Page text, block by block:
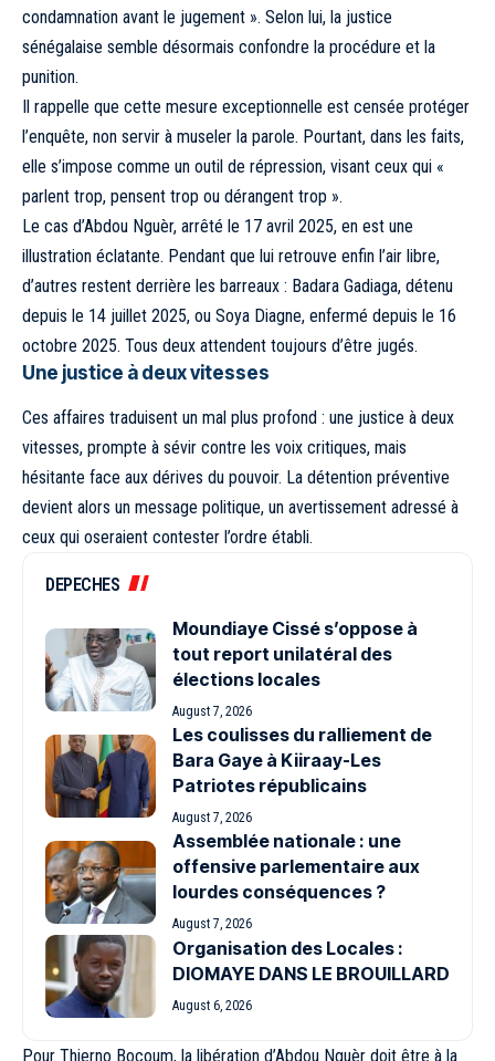
condamnation avant le jugement ». Selon lui, la justice
sénégalaise semble désormais confondre la procédure et la
punition.
Il rappelle que cette mesure exceptionnelle est censée protéger
l’enquête, non servir à museler la parole. Pourtant, dans les faits,
elle s’impose comme un outil de répression, visant ceux qui «
parlent trop, pensent trop ou dérangent trop ».
Le cas d’Abdou Nguèr, arrêté le 17 avril 2025, en est une
illustration éclatante. Pendant que lui retrouve enfin l’air libre,
d’autres restent derrière les barreaux : Badara Gadiaga, détenu
depuis le 14 juillet 2025, ou Soya Diagne, enfermé depuis le 16
octobre 2025. Tous deux attendent toujours d’être jugés.
Une justice à deux vitesses
Ces affaires traduisent un mal plus profond : une justice à deux
vitesses, prompte à sévir contre les voix critiques, mais
hésitante face aux dérives du pouvoir. La détention préventive
devient alors un message politique, un avertissement adressé à
ceux qui oseraient contester l’ordre établi.
DEPECHES
Moundiaye Cissé s’oppose à
tout report unilatéral des
élections locales
August 7, 2026
Les coulisses du ralliement de
Bara Gaye à Kiiraay-Les
Patriotes républicains
August 7, 2026
Assemblée nationale : une
offensive parlementaire aux
lourdes conséquences ?
August 7, 2026
Organisation des Locales :
DIOMAYE DANS LE BROUILLARD
August 6, 2026
Pour Thierno Bocoum, la libération d’Abdou Nguèr doit être à la